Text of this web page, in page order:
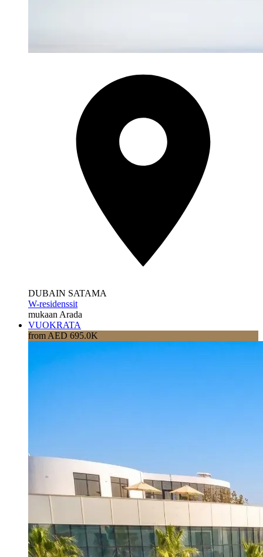
DUBAIN SATAMA
W-residenssit
mukaan Arada
VUOKRATA
from AED 695.0K